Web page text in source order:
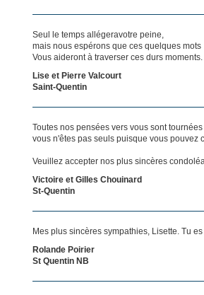
Seul le temps allégeravotre peine,
mais nous espérons que ces quelques mots
Vous aideront à traverser ces durs moments.
Lise et Pierre Valcourt
Saint-Quentin
Toutes nos pensées vers vous sont
vous n'êtes pas seuls puisque vous pouvez
Veuillez accepter nos plus sincères
Victoire et Gilles Chouinard
St-Quentin
Mes plus sincères sympathies, Lisette. Tu
Rolande Poirier
St Quentin NB